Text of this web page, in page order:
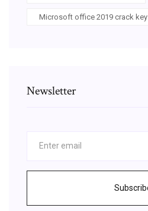
Microsoft office 2019 crack key
Newsletter